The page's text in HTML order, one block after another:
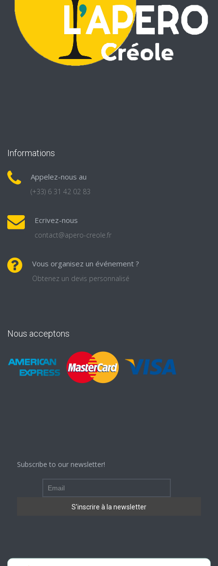
Informations
Appelez-nous au
(+33) 6 31 42 02 83
Ecrivez-nous
contact@apero-creole.fr
Vous organisez un événement ?
Obtenez un devis personnalisé
Nous acceptons
Subscribe to our newsletter!